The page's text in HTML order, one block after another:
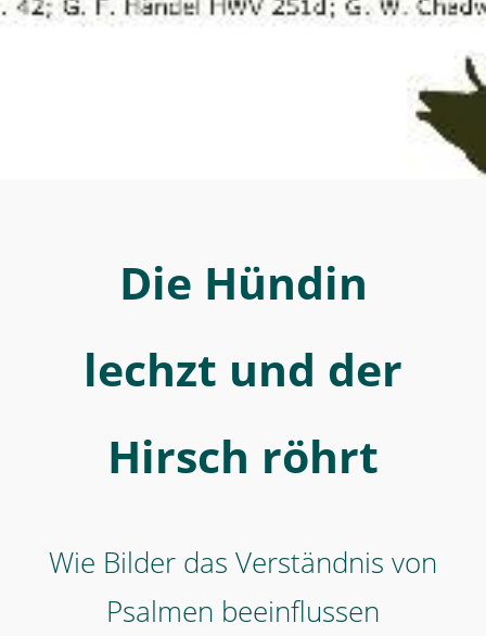
der
Die Hündin
lechzt und der
Hirsch röhrt
Wie Bilder das Verständnis von
Psalmen beeinflussen